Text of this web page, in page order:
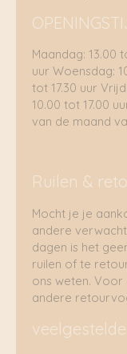
Maandag: 13.00
uur Woensdag:
tot 17.30 uur
10.00 tot 17.00
van de maand
Ruilen &
Mocht je je
andere
dagen is het
ruilen of te
ons weten.
andere